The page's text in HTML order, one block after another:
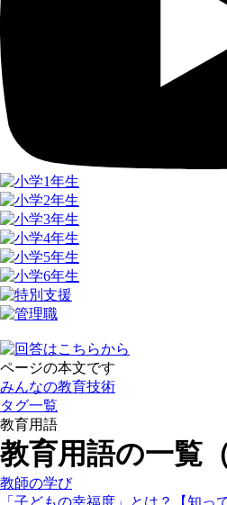
ページの本文です
みんなの教育技術
タグ一覧
教育用語
教育用語の一覧（
教師の学び
「子どもの幸福度」とは？【知っ